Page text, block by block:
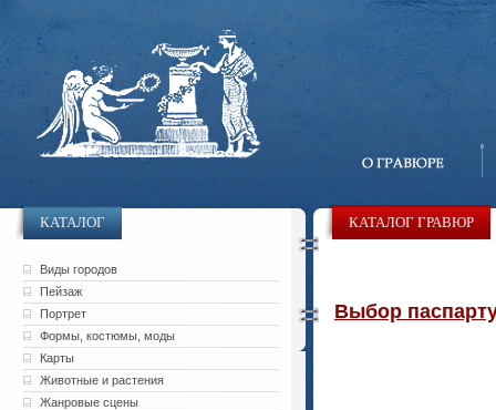
КАТАЛОГ
Виды городов
Пейзаж
Портрет
Формы, костюмы, моды
Карты
Животные и растения
Жанровые сцены
КАТАЛОГ ГРАВЮР
Выбор